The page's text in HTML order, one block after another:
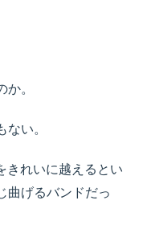
。
い。
きれいに越えるとい
曲げるバンドだっ